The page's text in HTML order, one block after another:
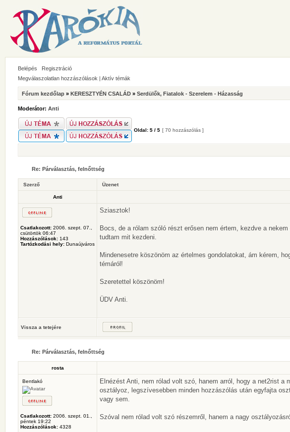
Belépés Regisztráció
Megválaszolatlan hozzászólások | Aktív témák
Fórum kezdőlap » KERESZTYÉN CSALÁD » Serdülők, Fiatalok - Szerelem - Házasság
Moderátor: Anti
Oldal: 5 / 5 [ 70 hozzászólás ]
Re: Párválasztás, felnőttség
Szerző Üzenet
Anti
Csatlakozott: 2006. szept. 07.,
csütörtök 06:47
Hozzászólások: 143
Tartózkodási hely: Dunaújváros
Sziasztok!
Bocs, de a rólam szóló részt erősen nem értem, kezdve a
tudtam mit kezdeni.
Mindenesetre köszönöm az értelmes gondolatokat, ám kérem,
témáról!
Szeretettel köszönöm!
ÜDV Anti.
Vissza a tetejére
Re: Párválasztás, felnőttség
rosta
Bentlakó
Csatlakozott: 2006. szept. 01.,
péntek 19:22
Hozzászólások: 4328
Elnézést Anti, nem rólad volt szó, hanem arról, hogy a net2rist a
osztályoz, legszívesebben minden hozzászólás után egyfajta
vagy sem.
Szóval nem rólad volt szó részemről, hanem a nagy